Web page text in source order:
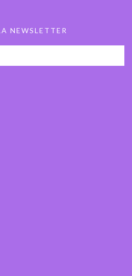
NEWSLETTER